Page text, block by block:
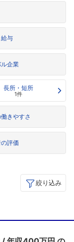
与
企業
長所・短所
1件
きやすさ
評価
絞り込み